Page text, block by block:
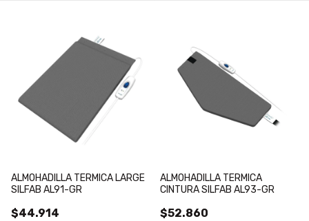
ALMOHADILLA TERMICA LARGE
SILFAB AL91-GR
$44.914
ALMOHADILLA TERMICA
CINTURA SILFAB AL93-GR
$52.860